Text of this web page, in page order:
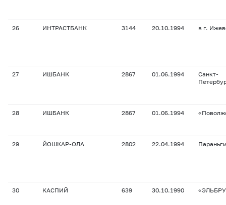
26 ИНТРАСТБАНК 3144 20.10.1994 в г.
27 ИШБАНК 2867 01.06.1994
Санкт-
28 ИШБАНК 2867 01.06.1994
29 ЙОШКАР-ОЛА 2802 22.04.1994
30 КАСПИЙ 639 30.10.1990